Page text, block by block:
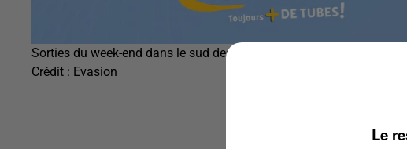
Sorties du week-end dans le sud des Yvelines
Crédit : Evasion
Le